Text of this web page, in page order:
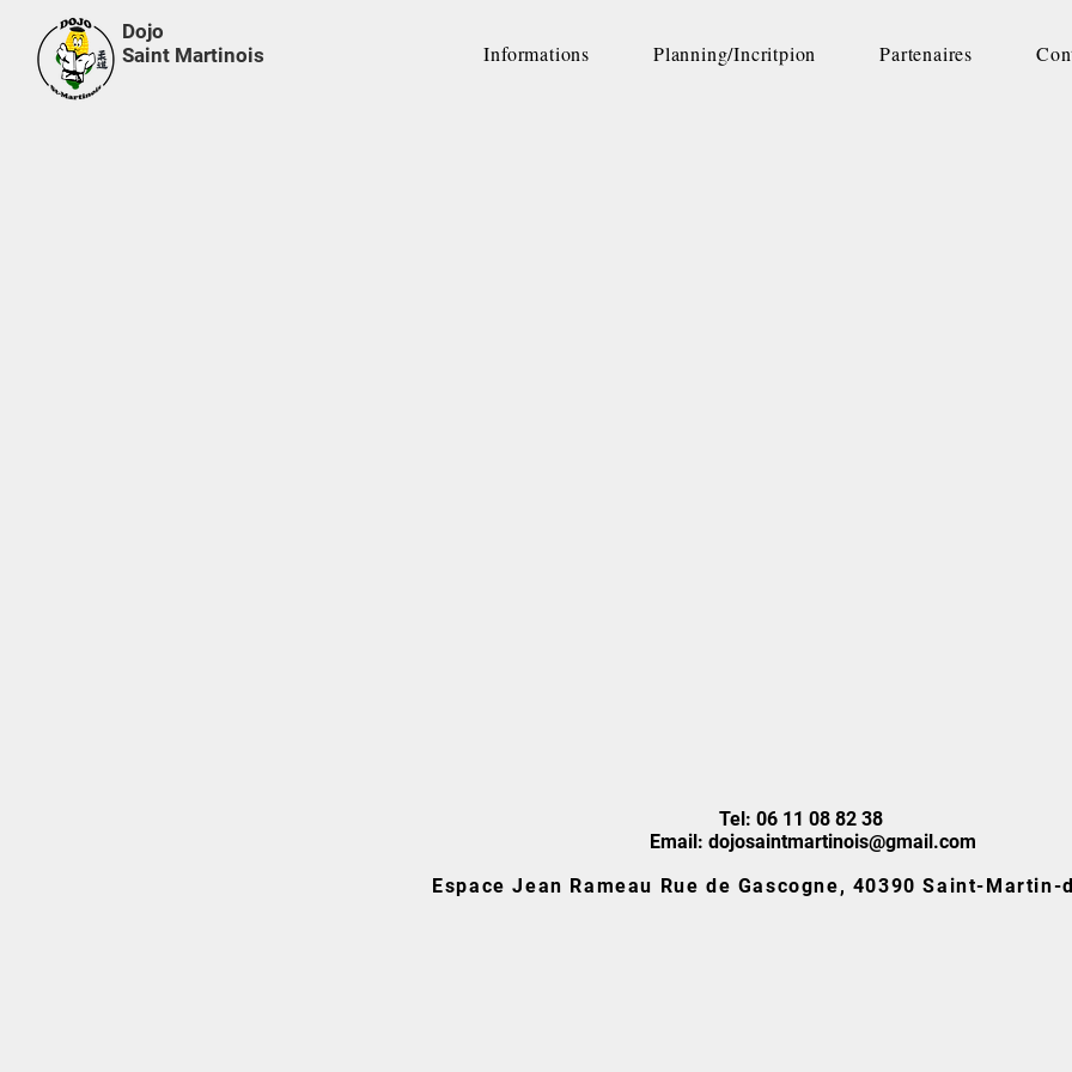
Dojo
Saint Martinois
Informations Planning/Incritpion Partenaires
Tel: 06 11 08 82 38
Email: dojosaintmartinois@gmail.com
Espace Jean Rameau Rue de Gascogne, 40390 Saint-Martin-